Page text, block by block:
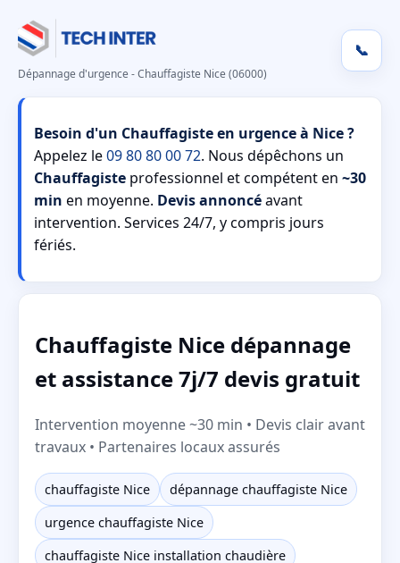
Dépannage d'urgence - Chauffagiste Nice (06000)
📞
Besoin d'un Chauffagiste en urgence à Nice ?
Appelez le09 80 80 00 72. Nous dépêchons un
Chauffagiste professionnel et compétent en ~30
min en moyenne. Devis annoncéavant
intervention. Services 24/7, y compris jours
fériés.
Chauffagiste Nice dépannage
et assistance 7j/7 devis gratuit
Intervention moyenne ~30 min • Devis clair avant
travaux • Partenaires locaux assurés
chauffagiste Nice
dépannage chauffagiste Nice
urgence chauffagiste Nice
chauffagiste Nice installation chaudière